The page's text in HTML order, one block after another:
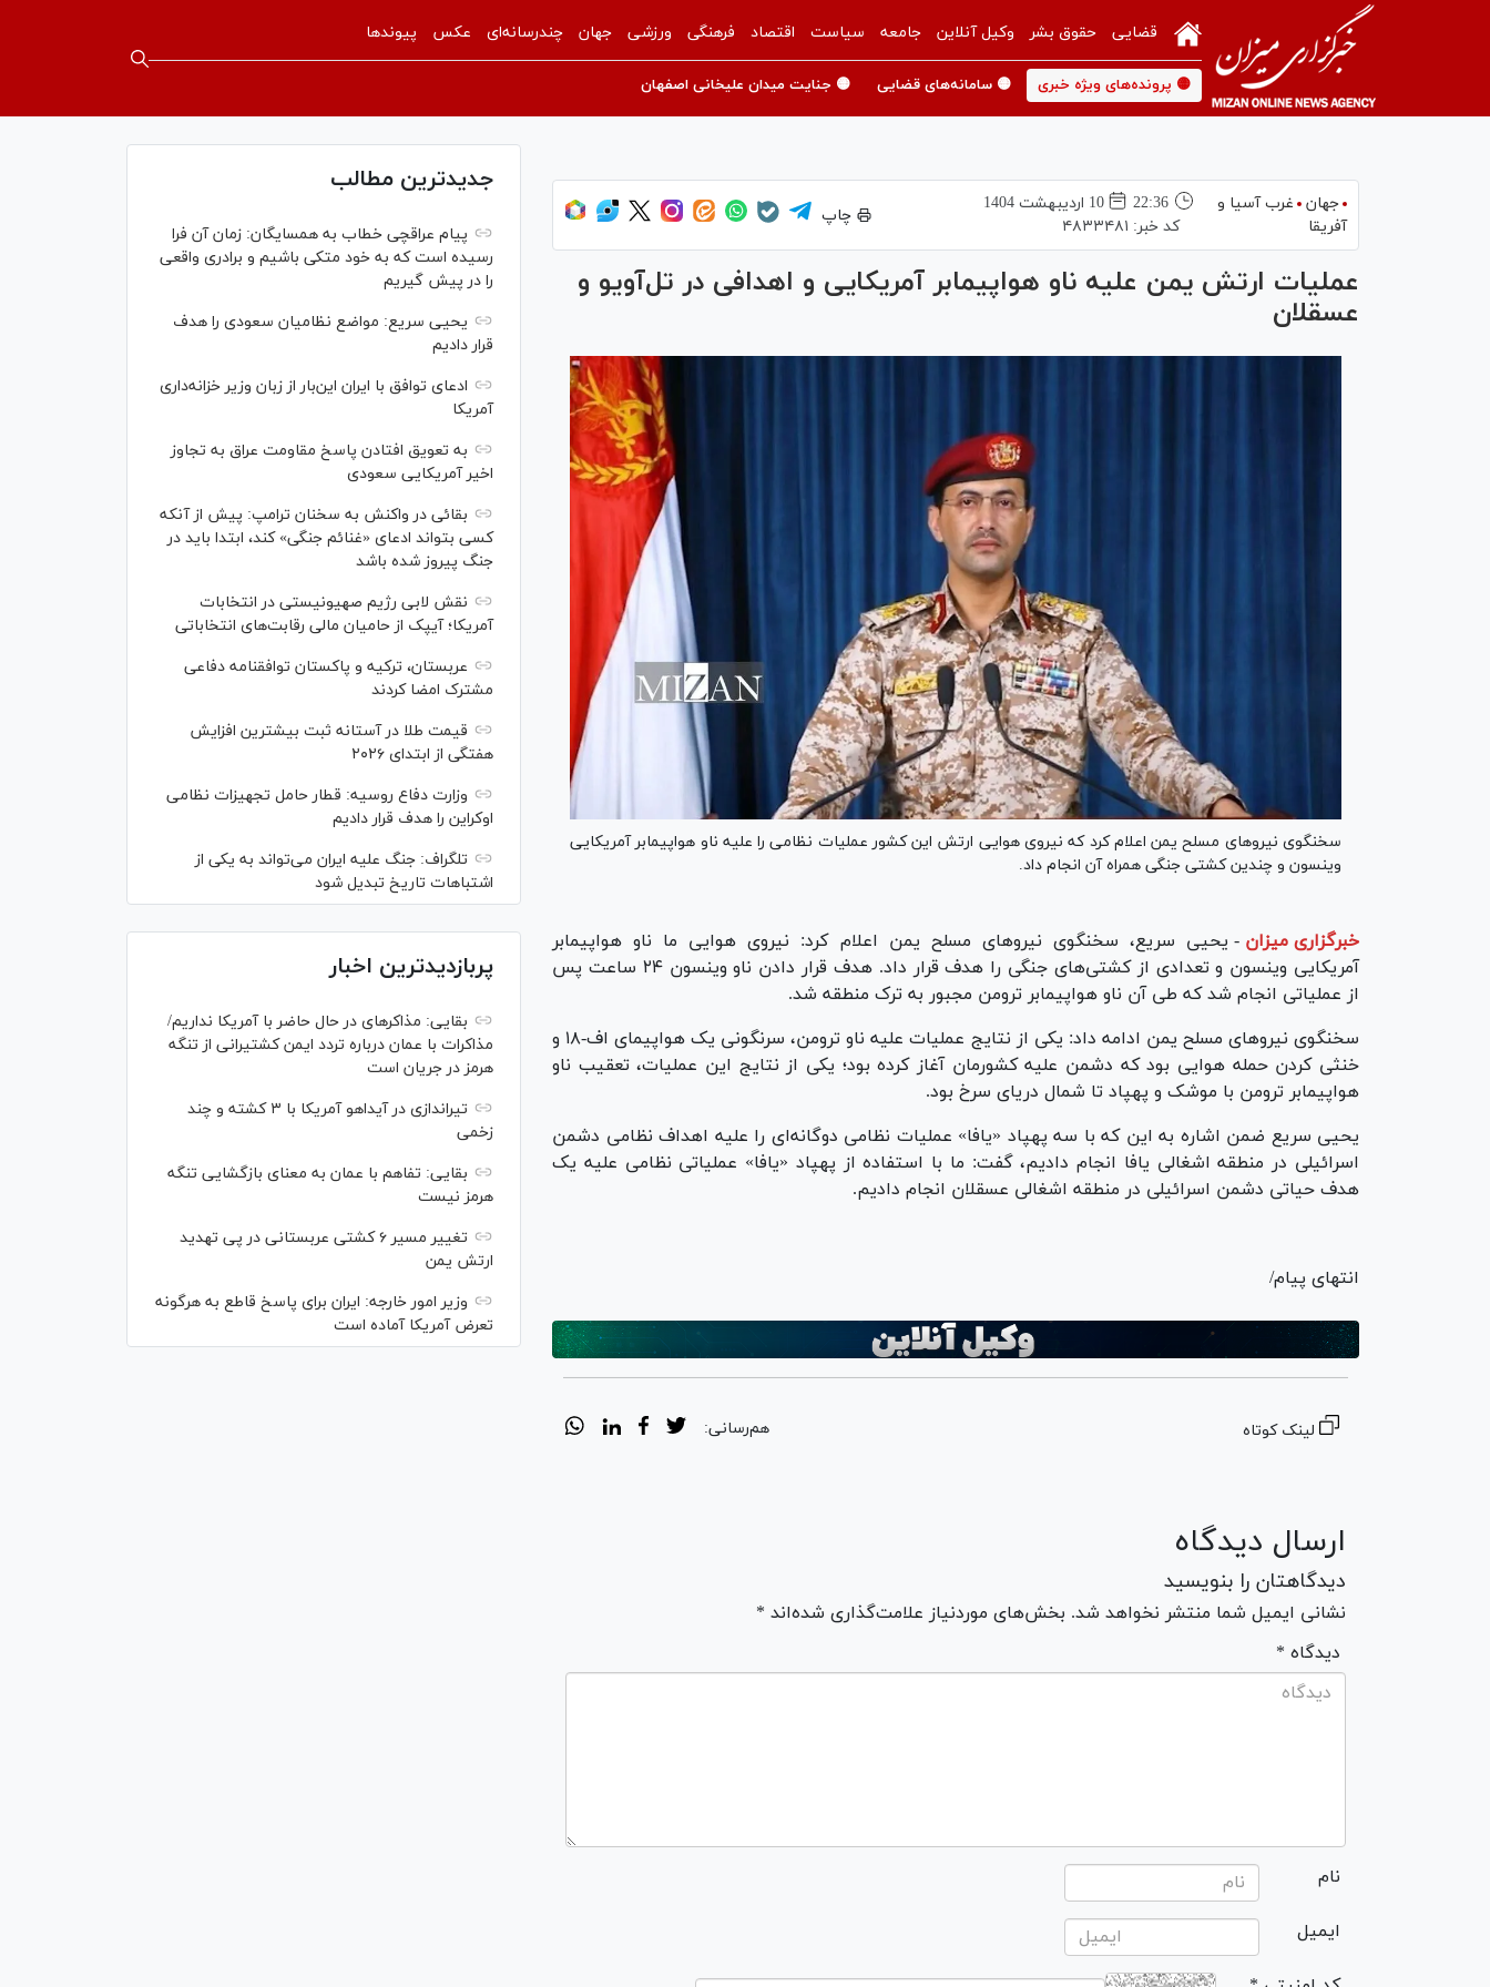
قضایی حقوق بشر وکیل آنلاین جامعه سیاست اقتصاد فرهنگی ورزشی جهان چندرسانه‌ای عکس پیوندها
🟡 پرونده‌های ویژه خبری 🟡 سامانه‌های قضایی 🟡 جنایت میدان علیخانی اصفهان
جهان
غرب آسیا و
آفریقا
22:36
10 ارديبهشت 1404
کد خبر: ۴۸۳۳۴۸۱
چاپ
عملیات ارتش یمن علیه ناو هواپیمابر آمریکایی و اهدافی در تل‌آویو و
عسقلان
سخنگوی نیروهای مسلح یمن اعلام کرد که نیروی هوایی ارتش این کشور عملیات نظامی را علیه ناو هواپیمابر آمریکایی
وینسون و چندین کشتی جنگی همراه آن انجام داد.
خبرگزاری میزان - یحیی سریع، سخنگوی نیرو‌های مسلح یمن اعلام کرد: نیروی هوایی ما ناو هواپیمابر
آمریکایی وینسون و تعدادی از کشتی‌های جنگی را هدف قرار داد. هدف قرار دادن ناو وینسون ۲۴ ساعت پس
از عملیاتی انجام شد که طی آن ناو هواپیمابر ترومن مجبور به ترک منطقه شد.
سخنگوی نیرو‌های مسلح یمن ادامه داد: یکی از نتایج عملیات علیه ناو ترومن، سرنگونی یک هواپیمای اف-۱۸ و
خنثی کردن حمله هوایی بود که دشمن علیه کشورمان آغاز کرده بود؛ یکی از نتایج این عملیات، تعقیب ناو
هواپیمابر ترومن با موشک و پهپاد تا شمال دریای سرخ بود.
یحیی سریع ضمن اشاره به این که با سه پهپاد «یافا» عملیات نظامی دوگانه‌ای را علیه اهداف نظامی دشمن
اسرائیلی در منطقه اشغالی یافا انجام دادیم، گفت: ما با استفاده از پهپاد «یافا» عملیاتی نظامی علیه یک
هدف حیاتی دشمن اسرائیلی در منطقه اشغالی عسقلان انجام دادیم.
انتهای پیام/
لینک کوتاه هم‌رسانی:
ارسال دیدگاه
دیدگاهتان را بنویسید
نشانی ایمیل شما منتشر نخواهد شد. بخش‌های موردنیاز علامت‌گذاری شده‌اند *
* دیدگاه
نام
ایمیل
جدیدترین مطالب
پیام عراقچی خطاب به همسایگان: زمان آن فرا
رسیده است که به خود متکی باشیم و برادری واقعی
را در پیش گیریم
یحیی سریع: مواضع نظامیان سعودی را هدف
قرار دادیم
ادعای توافق با ایران این‌بار از زبان وزیر خزانه‌داری
آمریکا
به تعویق افتادن پاسخ مقاومت عراق به تجاوز
اخیر آمریکایی سعودی
بقائی در واکنش به سخنان ترامپ: پیش از آنکه
کسی بتواند ادعای «غنائم جنگی» کند، ابتدا باید در
جنگ پیروز شده باشد
نقش لابی رژیم صهیونیستی در انتخابات
آمریکا؛ آیپک از حامیان مالی رقابت‌های انتخاباتی
عربستان، ترکیه و پاکستان توافقنامه دفاعی
مشترک امضا کردند
قیمت طلا در آستانه ثبت بیشترین افزایش
هفتگی از ابتدای ۲۰۲۶
وزارت دفاع روسیه: قطار حامل تجهیزات نظامی
اوکراین را هدف قرار دادیم
تلگراف: جنگ علیه ایران می‌تواند به یکی از
اشتباهات تاریخ تبدیل شود
پربازدیدترین اخبار
بقایی: مذاکره‎ای در حال حاضر با آمریکا نداریم/
مذاکرات با عمان درباره تردد ایمن کشتیرانی از تنگه
هرمز در جریان است
تیراندازی در آیداهو آمریکا با ۳ کشته و چند
زخمی
بقایی: تفاهم با عمان به معنای بازگشایی تنگه
هرمز نیست
تغییر مسیر ۶ کشتی عربستانی در پی تهدید
ارتش یمن
وزیر امور خارجه: ایران برای پاسخ قاطع به هرگونه
تعرض آمریکا آماده است